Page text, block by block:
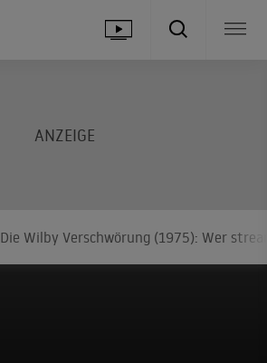
Die Wilby Verschwörung (1975): Wer